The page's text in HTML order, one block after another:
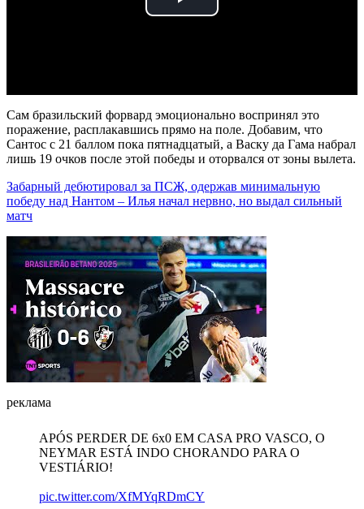
Play
Сам бразильский форвард эмоционально воспринял это
поражение, расплакавшись прямо на поле. Добавим, что
Сантос с 21 баллом пока пятнадцатый, а Васку да Гама набрал
лишь 19 очков после этой победы и оторвался от зоны вылета.
Забарный дебютировал за ПСЖ, одержав минимальную
победу над Нантом – Илья начал нервно, но выдал сильный
матч
реклама
APÓS PERDER DE 6x0 EM CASA PRO VASCO, O
NEYMAR ESTÁ INDO CHORANDO PARA O
VESTIÁRIO!
pic.twitter.com/XfMYqRDmCY